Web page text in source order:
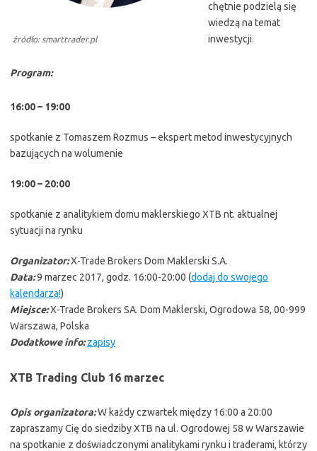
źródło: smarttrader.pl
chętnie podzielą się
wiedzą na temat
inwestycji.
Program:
16:00 – 19:00
spotkanie z Tomaszem Rozmus – ekspert metod inwestycyjnych
bazujących na wolumenie
19:00 – 20:00
spotkanie z analitykiem domu maklerskiego XTB nt. aktualnej
sytuacji na rynku
Organizator:X-Trade Brokers Dom Maklerski S.A.
Data:9 marzec 2017, godz. 16:00-20:00 (dodaj do swojego
kalendarza!)
Miejsce:X-Trade Brokers SA. Dom Maklerski, Ogrodowa 58, 00-999
Warszawa, Polska
Dodatkowe info:zapisy
XTB Trading Club 16 marzec
Opis organizatora:W każdy czwartek między 16:00 a 20:00
zapraszamy Cię do siedziby XTB na ul. Ogrodowej 58 w Warszawie
na spotkanie z doświadczonymi analitykami rynku i traderami, którzy